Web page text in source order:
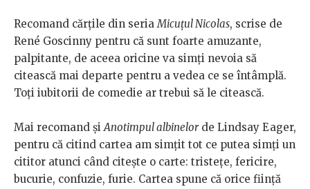
Recomand cărțile din seriaMicuțul Nicolas, scrise de
René Goscinny pentru că sunt foarte amuzante,
palpitante, de aceea oricine va simți nevoia să
citească mai departe pentru a vedea ce se întâmplă.
Toți iubitorii de comedie ar trebui să le citească.
Mai recomand șiAnotimpul albinelorde Lindsay Eager,
pentru că citind cartea am simțit tot ce putea simți un
cititor atunci când citește o carte: tristețe, fericire,
bucurie, confuzie, furie. Cartea spune că orice ființă